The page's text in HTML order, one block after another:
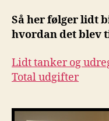
Så her følger lidt
hvordan det blev
Lidt tanker og
Total udgifter